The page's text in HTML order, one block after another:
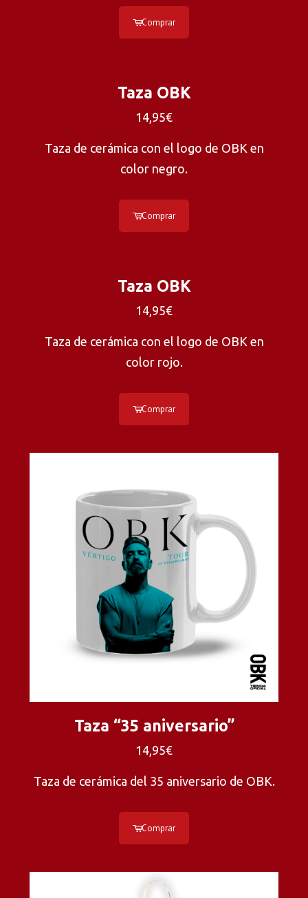
Comprar
Taza OBK
14,95€
Taza de cerámica con el logo de OBK en
color negro.
Comprar
Taza OBK
14,95€
Taza de cerámica con el logo de OBK en
color rojo.
Comprar
Taza “35 aniversario”
14,95€
Taza de cerámica del 35 aniversario de OBK.
Comprar